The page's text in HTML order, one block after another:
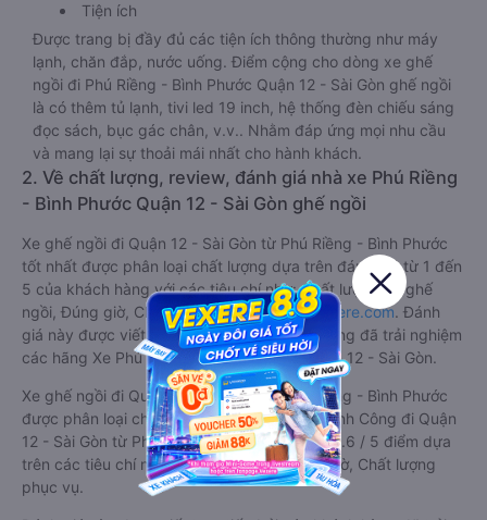
Tiện ích
Được trang bị đầy đủ các tiện ích thông thường như máy
lạnh, chăn đắp, nước uống. Điểm cộng cho dòng xe ghế
ngồi đi Phú Riềng - Bình Phước Quận 12 - Sài Gòn ghế ngồi
là có thêm tủ lạnh, tivi led 19 inch, hệ thống đèn chiếu sáng
đọc sách, bục gác chân, v.v.. Nhằm đáp ứng mọi nhu cầu
và mang lại sự thoải mái nhất cho hành khách.
2. Về chất lượng, review, đánh giá nhà xe Phú Riềng
- Bình Phước Quận 12 - Sài Gòn ghế ngồi
Xe ghế ngồi đi Quận 12 - Sài Gòn từ Phú Riềng - Bình Phước
tốt nhất được phân loại chất lượng dựa trên đánh giá từ 1 đến
5 của khách hàng với các tiêu chí như: Chất lượng xe ghế
ngồi, Đúng giờ, Chất lượng phục vụ trênVexere.com. Đánh
giá này được viết trực tiếp bởi các khách hàng đã trải nghiệm
các hãng Xe Phú Riềng - Bình Phước đi Quận 12 - Sài Gòn.
Xe ghế ngồi đi Quận 12 - Sài Gòn từ Phú Riềng - Bình Phước
được phân loại chất lượng tốt nhất là xe Thành Công đi Quận
12 - Sài Gòn từ Phú Riềng - Bình Phước đạt 4.6 / 5 điểm dựa
trên các tiêu chí như: Chất lượng xe, Đúng giờ, Chất lượng
phục vụ.